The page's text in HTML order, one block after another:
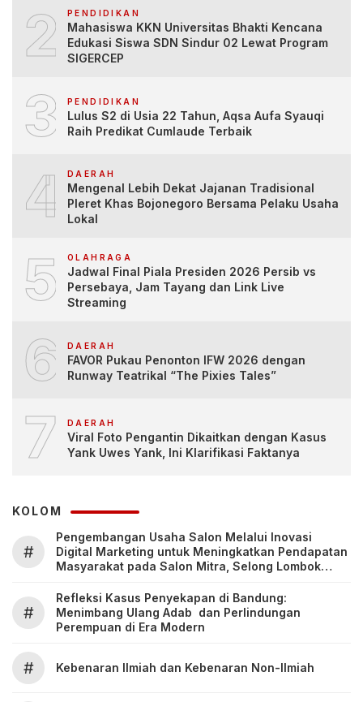
2 PENDIDIKAN
Mahasiswa KKN Universitas Bhakti Kencana
Edukasi Siswa SDN Sindur 02 Lewat Program
SIGERCEP
3 PENDIDIKAN
Lulus S2 di Usia 22 Tahun, Aqsa Aufa Syauqi
Raih Predikat Cumlaude Terbaik
4 DAERAH
Mengenal Lebih Dekat Jajanan Tradisional
Pleret Khas Bojonegoro Bersama Pelaku Usaha
Lokal
5 OLAHRAGA
Jadwal Final Piala Presiden 2026 Persib vs
Persebaya, Jam Tayang dan Link Live
Streaming
6 DAERAH
FAVOR Pukau Penonton IFW 2026 dengan
Runway Teatrikal “The Pixies Tales”
7 DAERAH
Viral Foto Pengantin Dikaitkan dengan Kasus
Yank Uwes Yank, Ini Klarifikasi Faktanya
KOLOM
#
Pengembangan Usaha Salon Melalui Inovasi
Digital Marketing untuk Meningkatkan Pendapatan
Masyarakat pada Salon Mitra, Selong Lombok
#
Refleksi Kasus Penyekapan di Bandung:
Menimbang Ulang Adab dan Perlindungan
Perempuan di Era Modern
# Kebenaran Ilmiah dan Kebenaran Non-Ilmiah